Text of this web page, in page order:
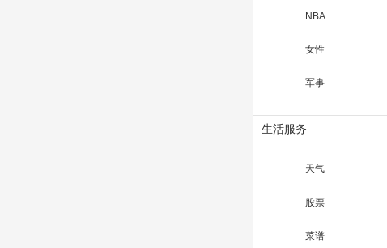
NBA
女性
军事
生活服务
天气
股票
菜谱